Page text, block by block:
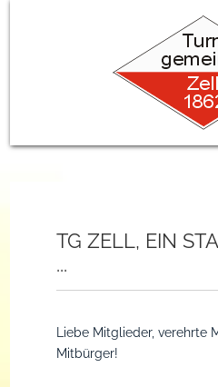
TG ZELL, EIN
...
Liebe Mitglieder, verehrte
Mitbürger!